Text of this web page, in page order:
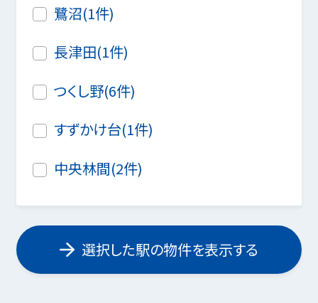
鷺沼(1件)
長津田(1件)
つくし野(6件)
すずかけ台(1件)
中央林間(2件)
選択した駅の物件を表示する